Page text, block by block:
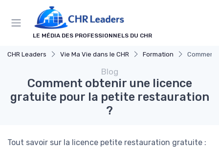
LE MÉDIA DES PROFESSIONNELS DU CHR
CHR Leaders Vie Ma Vie dans le CHR Formation
Blog
Comment obtenir une licence
gratuite pour la petite restauration
?
Tout savoir sur la licence petite restauration gratuite :
Panneau de gestion des cookies